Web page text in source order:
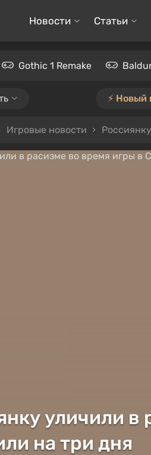
Новости Статьи
Gothic 1 Remake
⚡️ Новый
Игровые новости
уличили в
на три дня